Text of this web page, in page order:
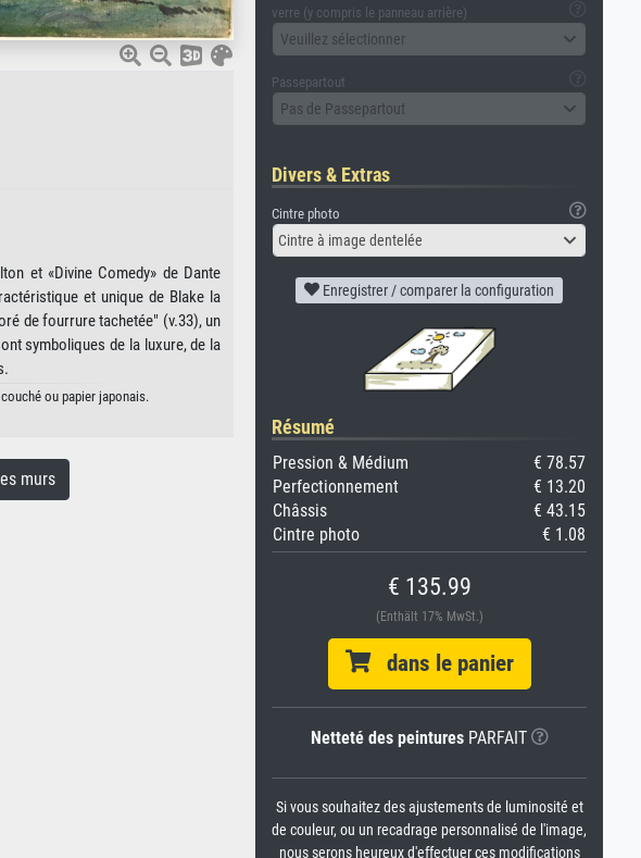
et «Divine Comedy» de Dante
et unique de Blake la
de fourrure tachetée" (v.33), un
symboliques de la luxure, de la
ou papier japonais.
murs
verre (y compris le panneau arrière)
Veuillez sélectionner
Passepartout
Pas de Passepartout
Divers & Extras
Cintre photo
Cintre à image dentelée
Enregistrer / comparer la configuration
Résumé
Pression & Médium
€ 78.57
Perfectionnement
€ 13.20
Châssis
€ 43.15
Cintre photo
€ 1.08
€ 135.99
(Enthält 17% MwSt.)
dans le panier
Netteté des peinturesPARFAIT
Si vous souhaitez des ajustements de luminosité et
de couleur, ou un recadrage personnalisé de l'image,
nous serons heureux d'effectuer ces modifications